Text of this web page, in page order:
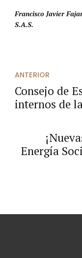
Francisco Javier
S.A.S.
ANTERIOR
Consejo de
internos de
suficientes
sanciones
Energía